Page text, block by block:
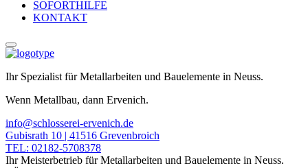
SOFORTHILFE
KONTAKT
Ihr Spezialist für Metallarbeiten und Bauelemente in Neuss.
Wenn Metallbau, dann Ervenich.
info@schlosserei-ervenich.de
Gubisrath 10 | 41516 Grevenbroich
TEL: 02182-5708378
Ihr Meisterbetrieb für Metallarbeiten und Bauelemente in Neuss.